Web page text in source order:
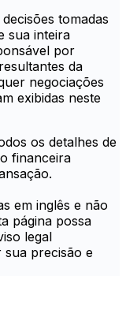
tomadas
sua inteira
por
da
negociações
exibidas neste
os detalhes de
financeira
em inglês e não
página possa
legal
sua precisão e